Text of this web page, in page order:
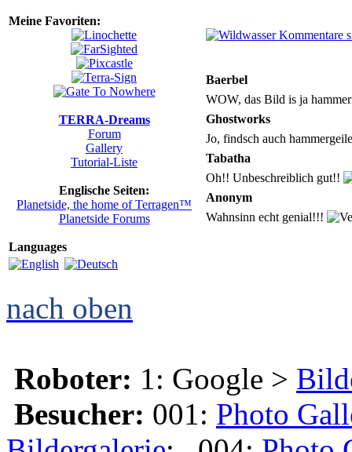
Meine Favoriten:
TERRA-Dreams
Forum
Gallery
Tutorial-Liste
Englische Seiten:
Planetside, the home of Terragen™
Planetside Forums
Languages
Baerbel
WOW, das Bild is ja
Ghostworks
Jo, findsch auch
Tabatha
Oh!! Unbeschreiblich gut!!
Anonym
Wahnsinn echt genial!!!
nach oben
Roboter: 1: Google >
Besucher: 001: Photo